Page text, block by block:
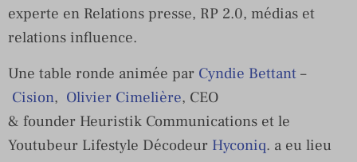
experte en Relations presse, RP 2.0, médias et
relations influence.
Une table ronde animée par Cyndie Bettant –
Cision, Olivier Cimelière, CEO
& founder Heuristik Communications et le
Youtubeur Lifestyle Décodeur Hyconiq. a eu lieu